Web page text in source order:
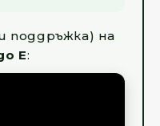
поддръжка) на
E: